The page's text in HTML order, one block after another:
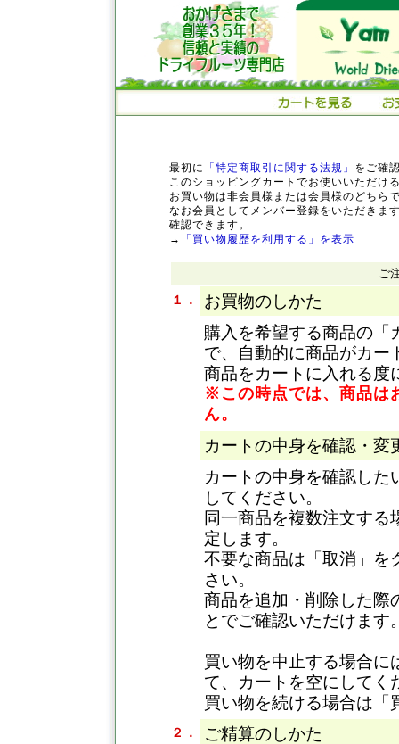
最初に 「特定商取引に関する法規」 をご確
このショッピングカートでお使いいただけ
お買い物は非会員様または会員様のどちら
なお会員としてメンバー登録をいただきま
確認できます。
→
「買い物履歴を利用する」を表示
ご
１．
お買物のしかた
購入を希望する商品の「
で、自動的に商品がカー
商品をカートに入れる度
※この時点では、商品は
ん。
カートの中身を確認・変
カートの中身を確認した
してください。
同一商品を複数注文す
定します。
不要な商品は「取消」を
さい。
商品を追加・削除した際
とでご確認いただけます
買い物を中止する場合に
て、カートを空にしてく
買い物を続ける場合は「
２．
ご精算のしかた